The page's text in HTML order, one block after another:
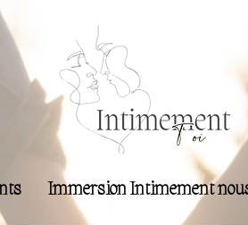
Immersion Intimement